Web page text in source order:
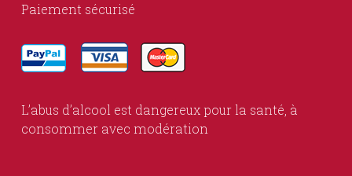
Paiement sécurisé
L’abus d’alcool est dangereux pour la santé, à
consommer avec modération